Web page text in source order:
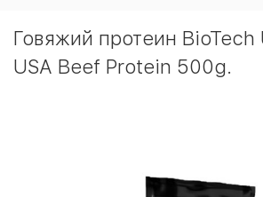
Говяжий протеин BioTech
USA Beef Protein 500g.